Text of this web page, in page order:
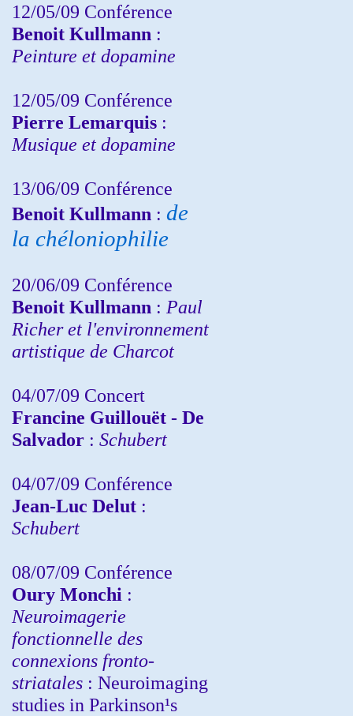
12/05/09 Conférence
Benoit Kullmann :
Peinture et dopamine
12/05/09 Conférence
Pierre Lemarquis :
Musique et dopamine
13/06/09 Conférence
Benoit Kullmann : de
la chéloniophilie
20/06/09 Conférence
Benoit Kullmann : Paul
Richer et l'environnement
artistique de Charcot
04/07/09 Concert
Francine Guillouët - De
Salvador : Schubert
04/07/09 Conférence
Jean-Luc Delut :
Schubert
08/07/09 Conférence
Oury Monchi :
Neuroimagerie
fonctionnelle des
connexions fronto-
striatales : Neuroimaging
studies in Parkinson¹s